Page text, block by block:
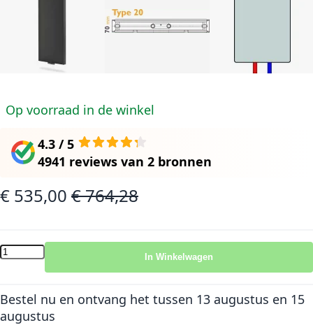
Op voorraad in de winkel
4.3 / 5
4941 reviews van 2 bronnen
Speciale prijs
€ 535,00 Normale prijs
€ 764,28
In Winkelwagen
Bestel nu en ontvang het tussen 13 augustus en 15
augustus